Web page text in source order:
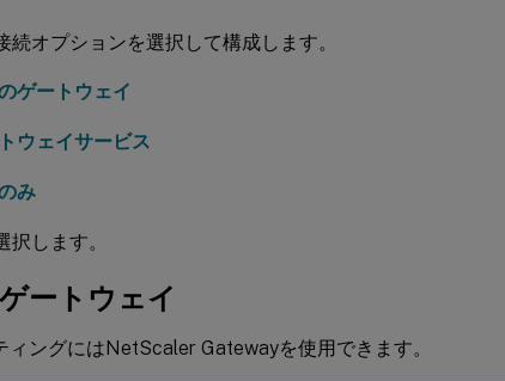
続オプションを選択して構成します。
ゲートウェイ
ウェイサービス
み
択します。
ートウェイ
ィングにはNetScaler Gatewayを使用できます。